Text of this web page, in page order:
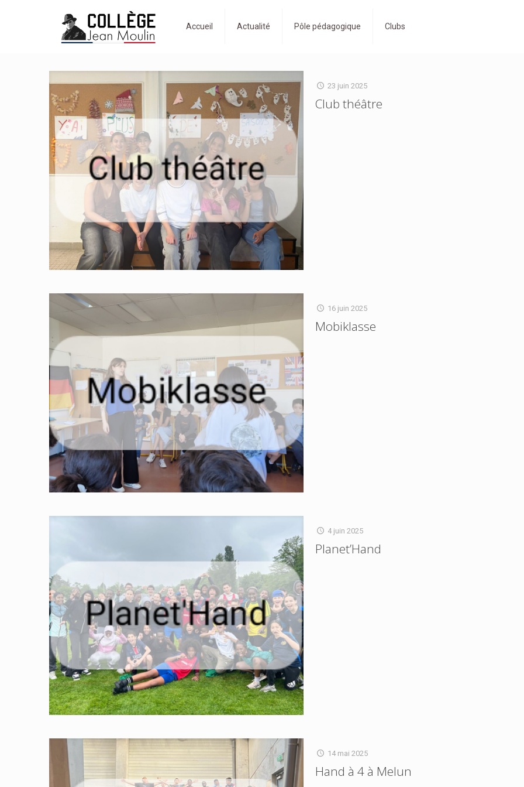
Accueil Actualité Pôle pédagogique Clubs
23 juin 2025
Club théâtre
16 juin 2025
Mobiklasse
4 juin 2025
Planet’Hand
14 mai 2025
Hand à 4 à Melun